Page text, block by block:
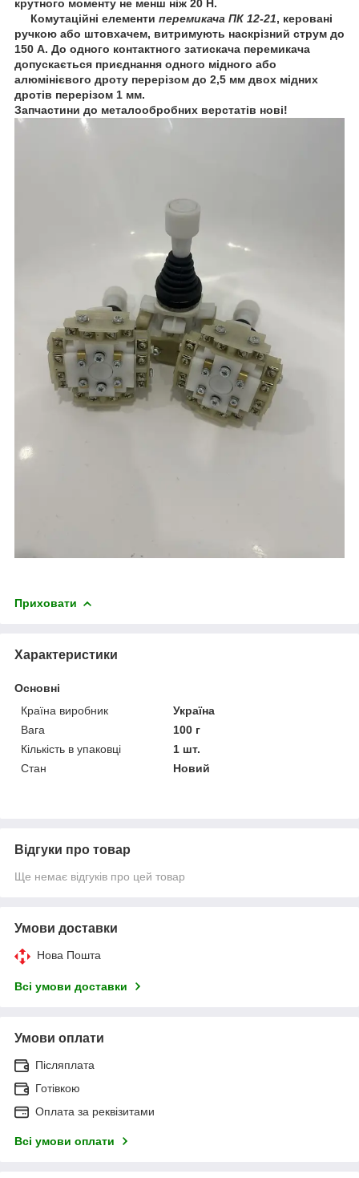
крутного моменту не менш ніж 20 Н.
Комутаційні елементи перемикача ПК 12-21, керовані
ручкою або штовхачем, витримують наскрізний струм до
150 А. До одного контактного затискача перемикача
допускається приєднання одного мідного або
алюмінієвого дроту перерізом до 2,5 мм двох мідних
дротів перерізом 1 мм.
Запчастини до металообробних верстатів нові!
Приховати
Характеристики
Основні
Країна виробник
Україна
Вага
100 г
Кількість в упаковці
1 шт.
Стан
Новий
Відгуки про товар
Ще немає відгуків про цей товар
Умови доставки
Нова Пошта
Всі умови доставки
Умови оплати
Післяплата
Готівкою
Оплата за реквізитами
Всі умови оплати